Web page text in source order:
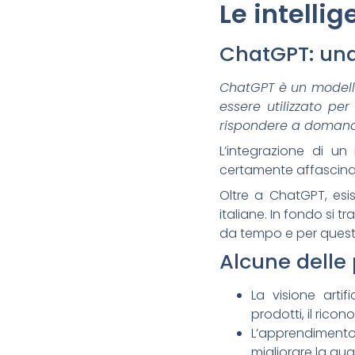
Le
ChatGPT:
ChatGPT è un
essere utilizzato
rispondere a
L’integrazione di
certamente
Oltre a ChatGPT,
italiane. In fondo si
da tempo e per
Alcune
La visione
prodotti, il